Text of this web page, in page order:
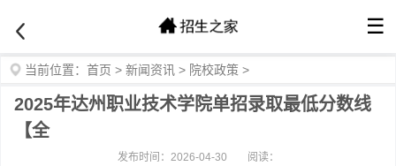
☰
当前位置： 首页 > 新闻资讯 > 院校政策 >
2025年达州职业技术学院单招录取最低分数线
【全
发布时间：2026-04-30 阅读：